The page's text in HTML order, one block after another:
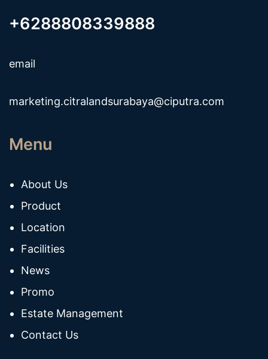
+6288808339888
email
marketing.citralandsurabaya@ciputra.com
Menu
About Us
Product
Location
Facilities
News
Promo
Estate Management
Contact Us